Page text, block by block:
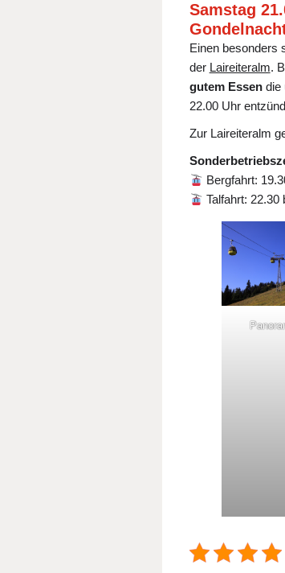
Samstag
Einen besonders
der Laireiteralm.
gutem Essendie
22.00 Uhr
Zur Laireiteralm
Bergfahrt:
Talfahrt: 22.30